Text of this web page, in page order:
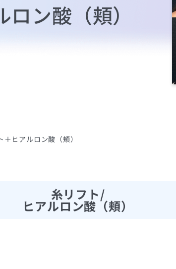
ン酸（頬）
＋ヒアルロン酸（頬）
糸リフト/
ヒアルロン酸（頬）